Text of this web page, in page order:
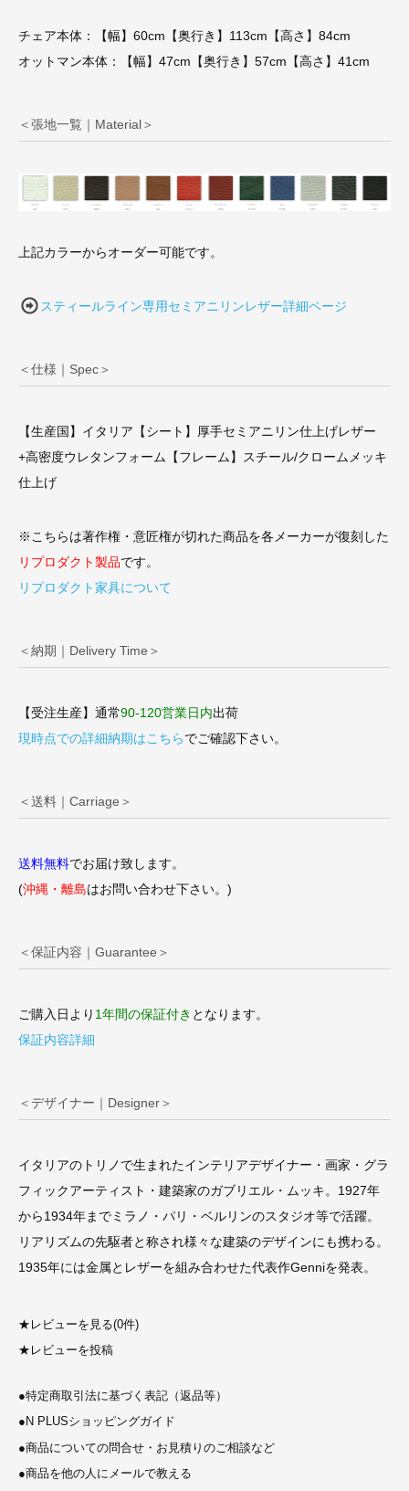
チェア本体：【幅】60cm【奥行き】113cm【高さ】84cm
オットマン本体：【幅】47cm【奥行き】57cm【高さ】41cm
＜張地一覧｜Material＞
上記カラーからオーダー可能です。
スティールライン専用セミアニリンレザー詳細ページ
＜仕様｜Spec＞
【生産国】イタリア【シート】厚手セミアニリン仕上げレザー
+高密度ウレタンフォーム【フレーム】スチール/クロームメッキ
仕上げ
※こちらは著作権・意匠権が切れた商品を各メーカーが復刻した
リプロダクト製品です。
リプロダクト家具について
＜納期｜Delivery Time＞
【受注生産】通常90-120営業日内出荷
現時点での詳細納期はこちらでご確認下さい。
＜送料｜Carriage＞
送料無料でお届け致します。
(沖縄・離島はお問い合わせ下さい。)
＜保証内容｜Guarantee＞
ご購入日より 1年間の保証付き となります。
保証内容詳細
＜デザイナー｜Designer＞
イタリアのトリノで生まれたインテリアデザイナー・画家・グラ
フィックアーティスト・建築家のガブリエル・ムッキ。1927年
から1934年までミラノ・パリ・ベルリンのスタジオ等で活躍。
リアリズムの先駆者と称され様々な建築のデザインにも携わる。
1935年には金属とレザーを組み合わせた代表作Genniを発表。
★ レビューを見る(0件)
★ レビューを投稿
●特定商取引法に基づく表記（返品等）
● N PLUSショッピングガイド
●商品についての問合せ・お見積りのご相談など
●商品を他の人にメールで教える